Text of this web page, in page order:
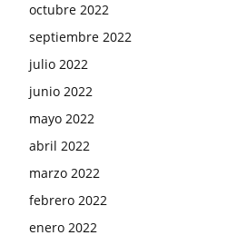
octubre 2022
septiembre 2022
julio 2022
junio 2022
mayo 2022
abril 2022
marzo 2022
febrero 2022
enero 2022